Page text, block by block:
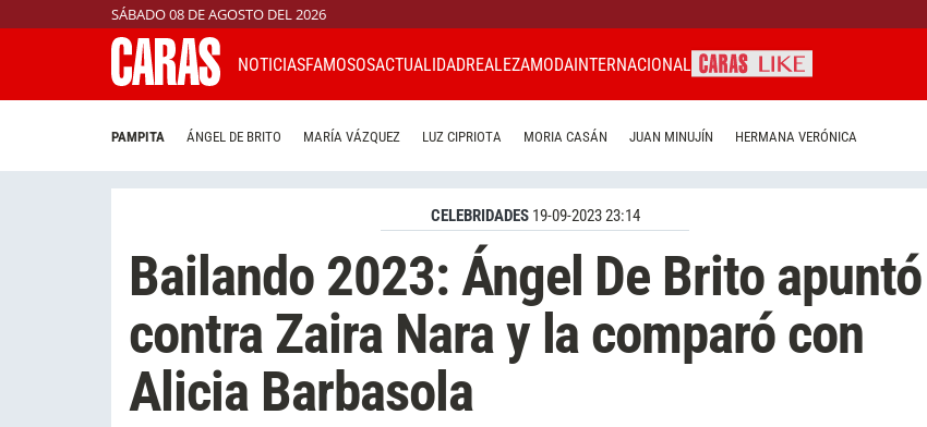
SÁBADO 08 DE AGOSTO DEL 2026
NOTICIASFAMOSOSACTUALIDADREALEZAMODAINTERNACIONAL
PAMPITA ÁNGEL DE BRITO MARÍA VÁZQUEZ LUZ CIPRIOTA MORIA CASÁN JUAN MINUJÍN HERMANA VERÓNICA
CELEBRIDADES 19-09-2023 23:14
Bailando 2023: Ángel De Brito apuntó
contra Zaira Nara y la comparó con
Alicia Barbasola